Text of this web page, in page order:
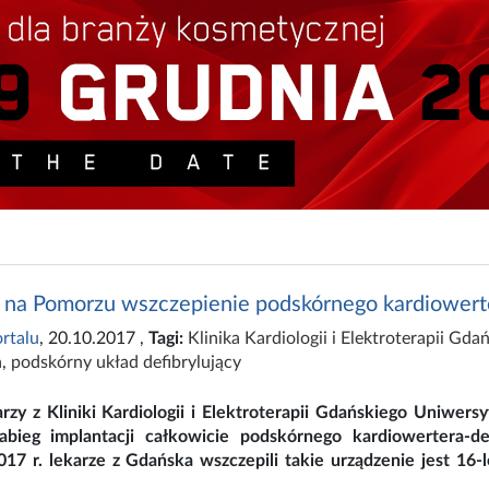
Pomorzu wszczepienie podskórnego
, 20.10.2017 , Tagi: Klinika Kardiologii i Elektroterapii
, podskórny układ defibrylujący
z Kliniki Kardiologii i Elektroterapii Gdańskiego
implantacji całkowicie podskórnego
r. lekarze z Gdańska wszczepili takie urządzenie jest